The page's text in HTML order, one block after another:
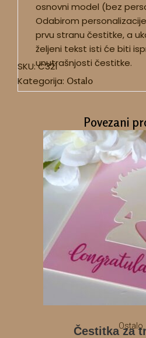
osnovni model (bez
Odabirom
prvu stranu čestitke, a
željeni tekst isti će biti
unutrašnjosti čestitke.
SKU:C321
Kategorija: Ostalo
Povezani
Ostalo
Čestitka za